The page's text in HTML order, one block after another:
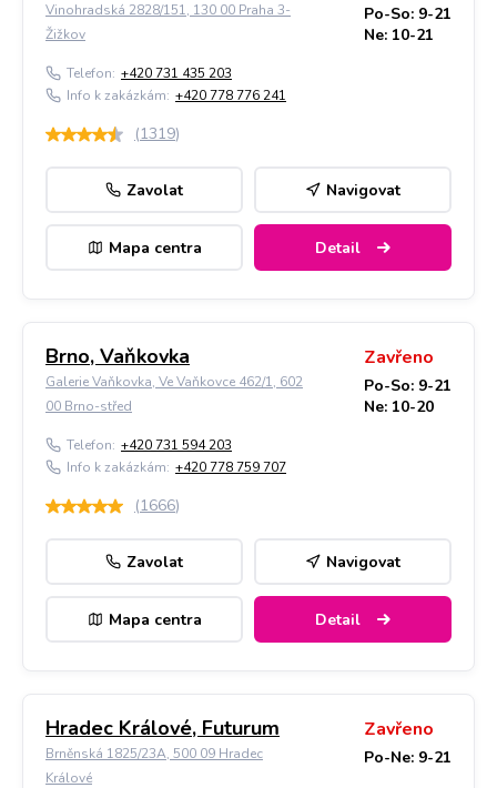
Vinohradská 2828/151, 130 00 Praha 3-
Žižkov
Po-So: 9-21
Ne: 10-21
Telefon: +420 731 435 203
Info k zakázkám: +420 778 776 241
(1319)
Zavolat Navigovat
Mapa centra Detail
Brno, Vaňkovka
Galerie Vaňkovka, Ve Vaňkovce 462/1, 602
00 Brno-střed
Zavřeno
Po-So: 9-21
Ne: 10-20
Telefon: +420 731 594 203
Info k zakázkám: +420 778 759 707
(1666)
Zavolat Navigovat
Mapa centra Detail
Hradec Králové, Futurum
Brněnská 1825/23A, 500 09 Hradec
Králové
Zavřeno
Po-Ne: 9-21